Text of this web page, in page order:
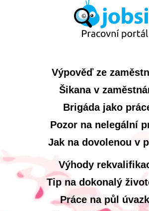
Výpověď ze
Šikana v
Brigáda jako
Pozor na nelegální
Jak na dovolenou v
Výhody
Tip na dokonalý
Práce na půl